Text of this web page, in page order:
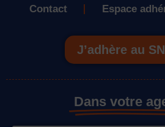
Contact Espace
J’adhère au
Dans votre